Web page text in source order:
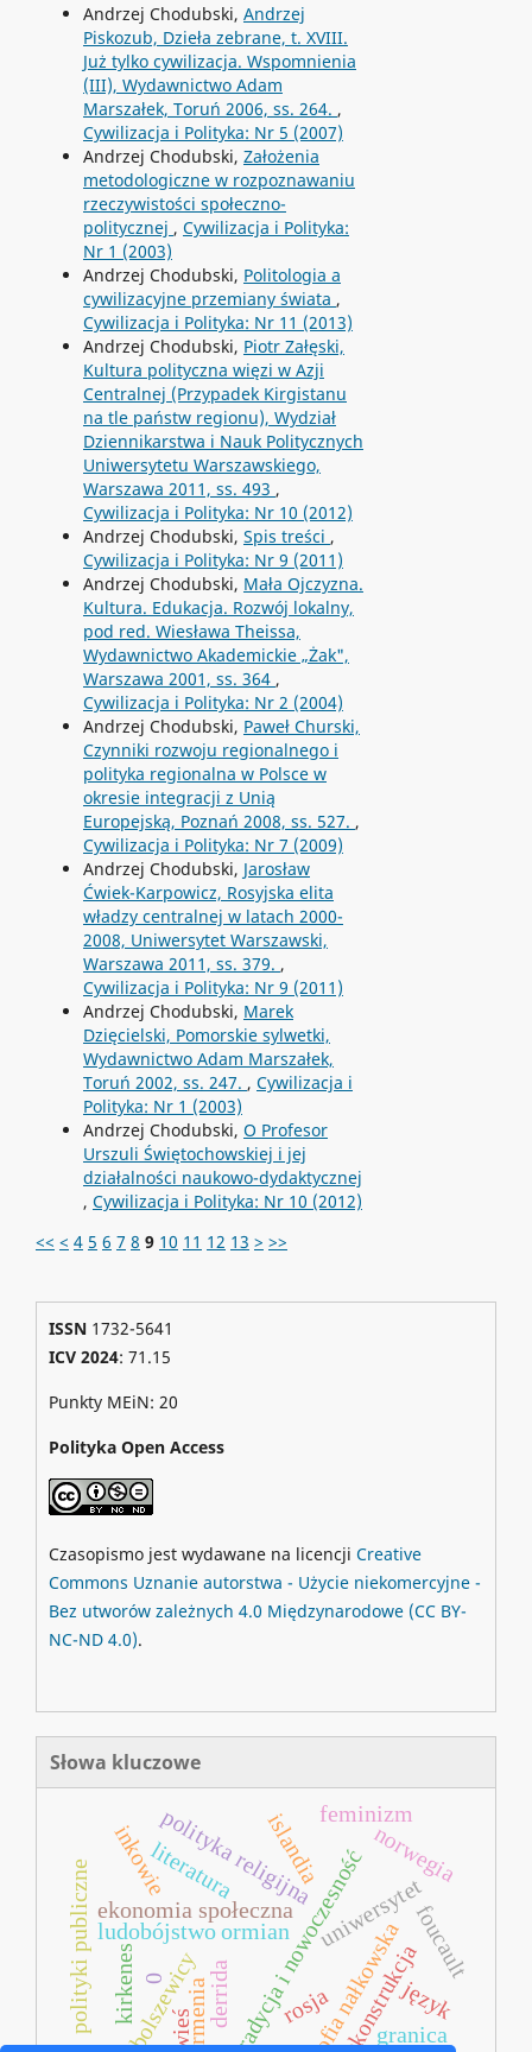
Andrzej Chodubski, Andrzej
Piskozub, Dzieła zebrane, t. XVIII.
Już tylko cywilizacja. Wspomnienia
(III), Wydawnictwo Adam
Marszałek, Toruń 2006, ss. 264. ,
Cywilizacja i Polityka: Nr 5 (2007)
Andrzej Chodubski, Założenia
metodologiczne w rozpoznawaniu
rzeczywistości społeczno-
politycznej , Cywilizacja i Polityka:
Nr 1 (2003)
Andrzej Chodubski, Politologia a
cywilizacyjne przemiany świata ,
Cywilizacja i Polityka: Nr 11 (2013)
Andrzej Chodubski, Piotr Załęski,
Kultura polityczna więzi w Azji
Centralnej (Przypadek Kirgistanu
na tle państw regionu), Wydział
Dziennikarstwa i Nauk Politycznych
Uniwersytetu Warszawskiego,
Warszawa 2011, ss. 493 ,
Cywilizacja i Polityka: Nr 10 (2012)
Andrzej Chodubski, Spis treści ,
Cywilizacja i Polityka: Nr 9 (2011)
Andrzej Chodubski, Mała Ojczyzna.
Kultura. Edukacja. Rozwój lokalny,
pod red. Wiesława Theissa,
Wydawnictwo Akademickie „Żak",
Warszawa 2001, ss. 364 ,
Cywilizacja i Polityka: Nr 2 (2004)
Andrzej Chodubski, Paweł Churski,
Czynniki rozwoju regionalnego i
polityka regionalna w Polsce w
okresie integracji z Unią
Europejską, Poznań 2008, ss. 527. ,
Cywilizacja i Polityka: Nr 7 (2009)
Andrzej Chodubski, Jarosław
Ćwiek-Karpowicz, Rosyjska elita
władzy centralnej w latach 2000-
2008, Uniwersytet Warszawski,
Warszawa 2011, ss. 379. ,
Cywilizacja i Polityka: Nr 9 (2011)
Andrzej Chodubski, Marek
Dzięcielski, Pomorskie sylwetki,
Wydawnictwo Adam Marszałek,
Toruń 2002, ss. 247. , Cywilizacja i
Polityka: Nr 1 (2003)
Andrzej Chodubski, O Profesor
Urszuli Świętochowskiej i jej
działalności naukowo-dydaktycznej
, Cywilizacja i Polityka: Nr 10 (2012)
<< < 4 5 6 7 8 9 10 11 12 13 > >>
ISSN1732-5641
ICV 2024: 71.15
Punkty MEiN: 20
Polityka Open Access
Czasopismo jest wydawane na licencji Creative
Commons Uznanie autorstwa - Użycie niekomercyjne -
Bez utworów zależnych 4.0 Międzynarodowe (CC BY-
NC-ND 4.0).
Słowa kluczowe
rosja
tradycja i nowoczesność
ludobójstwo ormian
0
literatura
zofia nałkowska
uniwersytet
dekonstrukcja
ekonomia społeczna
derrida
foucault
język
bolszewicy
polityka religijna
armenia
polityki publiczne
islandia
kirkenes
norwegia
granica
inkowie
feminizm
wieś